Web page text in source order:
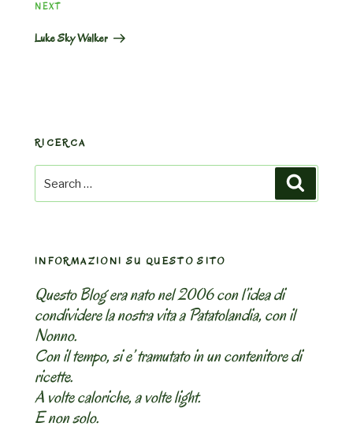
Next
NEXT
Luke Sky Walker
RICERCA
Search
for:
INFORMAZIONI SU QUESTO SITO
Questo Blog era nato nel 2006 con l’idea di
condividere la nostra vita a Patatolandia, con il
Nonno.
Con il tempo, si e’ tramutato in un contenitore di
ricette.
A volte caloriche, a volte light.
E non solo.